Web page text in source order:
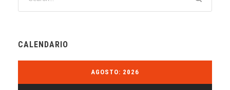
CALENDARIO
AGOSTO: 2026